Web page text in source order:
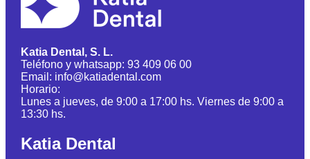
Katia Dental, S. L.
Teléfono y whatsapp: 93 409 06 00
Email: info@katiadental.com
Horario:
Lunes a jueves, de 9:00 a 17:00 hs. Viernes de 9:00 a
13:30 hs.
Katia Dental